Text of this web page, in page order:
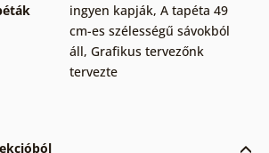
ingyen kapják, A tapéta 49
cm-es szélességű sávokból
áll, Grafikus tervezőnk
tervezte